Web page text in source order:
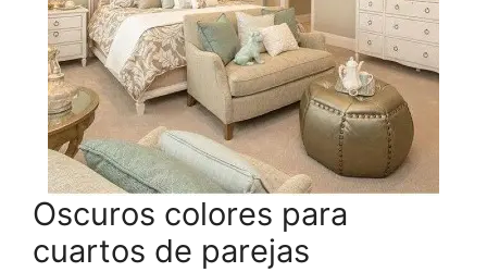
Oscuros colores para
cuartos de parejas